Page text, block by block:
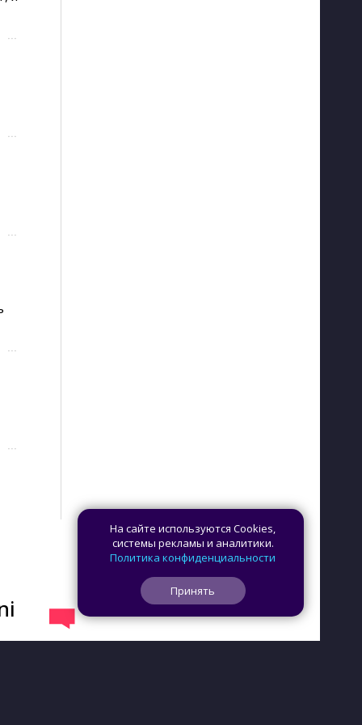
···
···
···
···
···
На сайте используются Cookies,
системы рекламы и аналитики.
Политика конфиденциальности
Принять